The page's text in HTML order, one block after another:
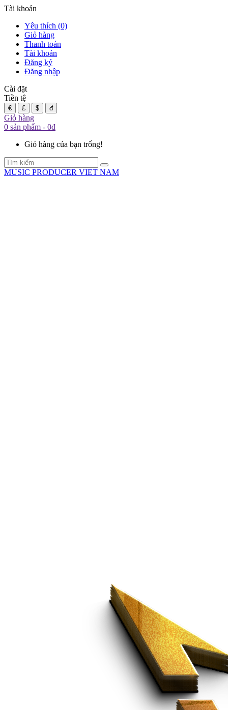
Tài khoản
Yêu thích (0)
Giỏ hàng
Thanh toán
Tài khoản
Đăng ký
Đăng nhập
Cài đặt
Tiền tệ
€ £ $ đ
Giỏ hàng
0 sản phẩm - 0đ
Giỏ hàng của bạn trống!
MUSIC PRODUCER VIET NAM